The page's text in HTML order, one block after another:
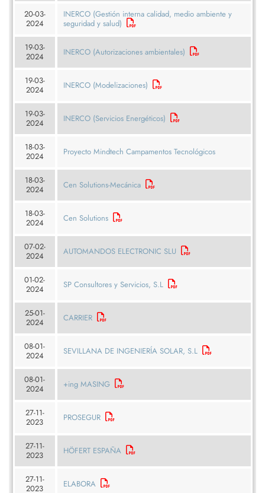
20-03-
2024
INERCO (Gestión interna calidad, medio ambiente y
seguridad y salud)
19-03-
2024
INERCO (Autorizaciones ambientales)
19-03-
2024
INERCO (Modelizaciones)
19-03-
2024
INERCO (Servicios Energéticos)
18-03-
2024
Proyecto Mindtech Campamentos Tecnológicos
18-03-
2024
Cen Solutions-Mecánica
18-03-
2024
Cen Solutions
07-02-
2024
AUTOMANDOS ELECTRONIC SLU
01-02-
2024
SP Consultores y Servicios, S.L
25-01-
2024
CARRIER
08-01-
2024
SEVILLANA DE INGENIERÍA SOLAR, S.L
08-01-
2024
+ing MASING
27-11-
2023
PROSEGUR
27-11-
2023
HÖFERT ESPAÑA
27-11-
2023
ELABORA